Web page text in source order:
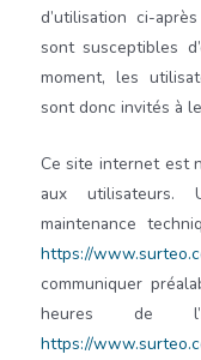
d’utilisation ci-
sont susceptibles
moment, les
sont donc invités à
Ce site internet est
aux utilisateurs.
maintenance
https://
communiquer
heures de
https://